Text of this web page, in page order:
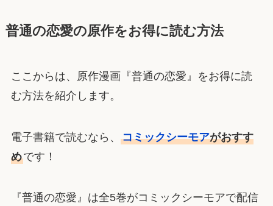
普通の恋愛の原作をお得に読む方法
ここからは、原作漫画『普通の恋愛』をお得に読
む方法を紹介します。
電子書籍で読むなら、 コミックシーモアがおすす
めです！
『普通の恋愛』は全5巻がコミックシーモアで配信